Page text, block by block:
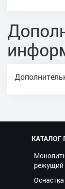
режущий